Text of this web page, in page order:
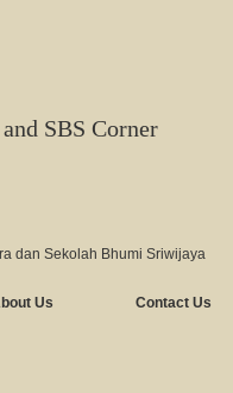
SBS Corner
dan Sekolah Bhumi Sriwijaya
Us Contact Us